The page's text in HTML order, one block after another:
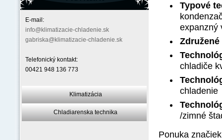
E-mail:
info@klimatizacie-chladenie.sk
gabriska@klimatizacie-chladenie.sk
Telefonický kontakt:
00421 948 136 773
Klimatizácia
Chladiarenska technika
Typové
expanzný
chladiče
chladenie
/zimné
Ponuka